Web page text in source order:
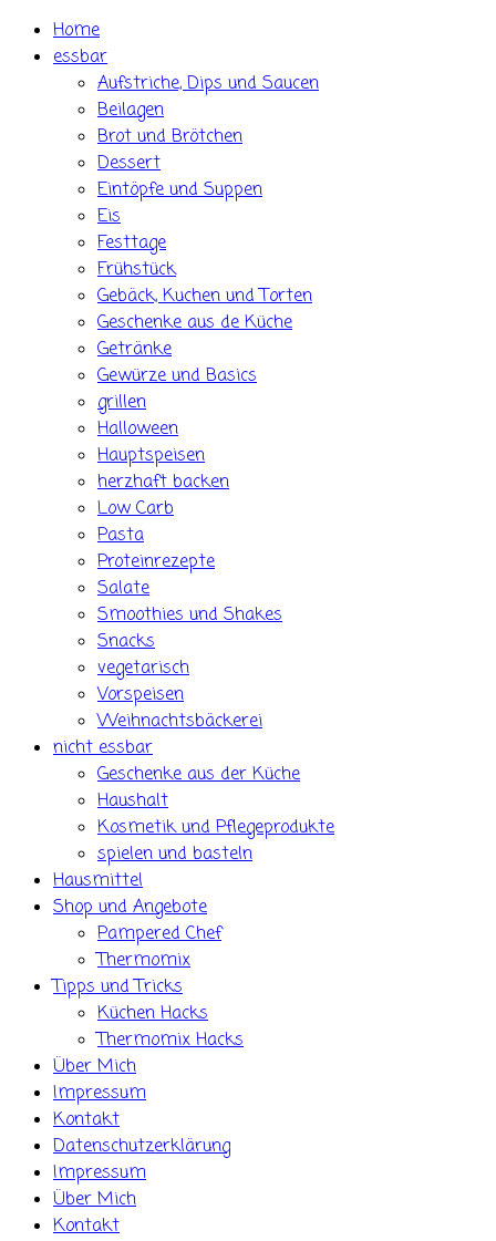
Skip Home
essbar
Aufstriche, Dips und Saucen
Beilagen
Brot und Brötchen
Dessert
Eintöpfe und Suppen
Eis
Festtage
Frühstück
Gebäck, Kuchen und Torten
Geschenke aus de Küche
Getränke
Gewürze und Basics
grillen
Halloween
Hauptspeisen
herzhaft backen
Low Carb
Pasta
Proteinrezepte
Salate
Smoothies und Shakes
Snacks
vegetarisch
Vorspeisen
Weihnachtsbäckerei
nicht essbar
Geschenke aus der Küche
Haushalt
Kosmetik und Pflegeprodukte
spielen und basteln
Hausmittel
Shop und Angebote
Pampered Chef
Thermomix
Tipps und Tricks
Küchen Hacks
Thermomix Hacks
Über Mich
Impressum
Kontakt
Datenschutzerklärung
Impressum
Über Mich
Kontakt